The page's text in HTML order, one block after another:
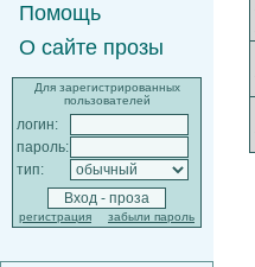
Помощь
О сайте прозы
Для зарегистрированных
пользователей
логин:
пароль:
тип:
регистрация забыли пароль